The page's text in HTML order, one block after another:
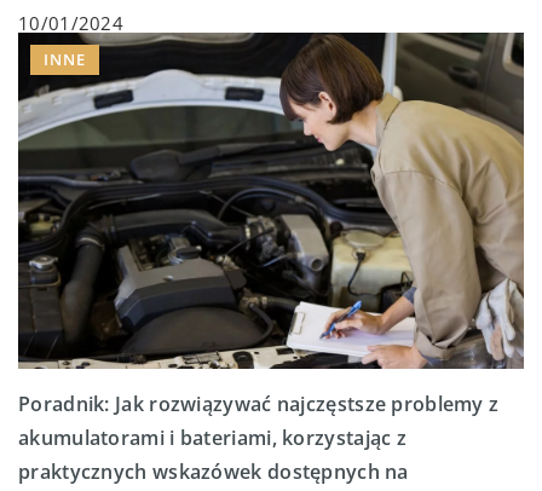
10/01/2024
INNE
Poradnik: Jak rozwiązywać najczęstsze problemy z
akumulatorami i bateriami, korzystając z
praktycznych wskazówek dostępnych na